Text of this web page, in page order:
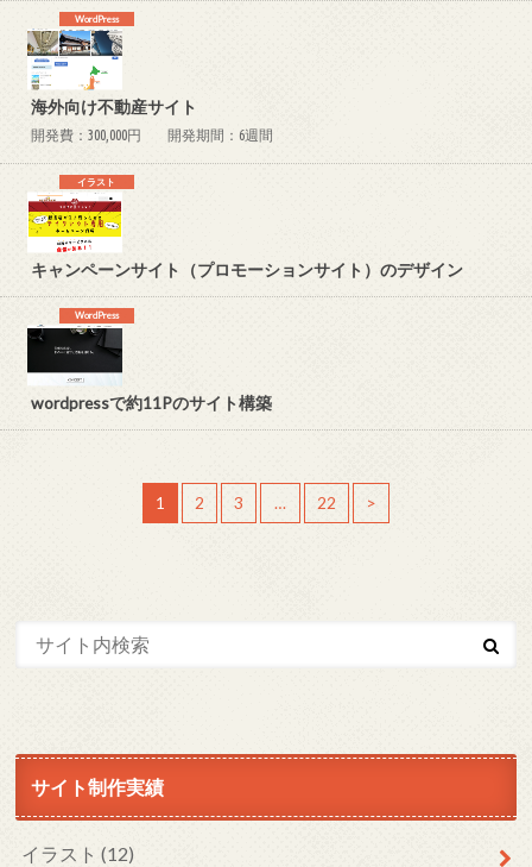
WordPress
海外向け不動産サイト
開発費：300,000円 開発期間：6週間
イラスト
キャンペーンサイト（プロモーションサイト）のデザイン
WordPress
wordpressで約11Pのサイト構築
1 2 3 … 22 >
サイト制作実績
イラスト(12)